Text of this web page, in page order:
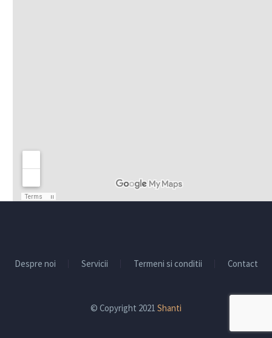
Despre noi Servicii Termeni si conditii Contact
© Copyright 2021 Shanti